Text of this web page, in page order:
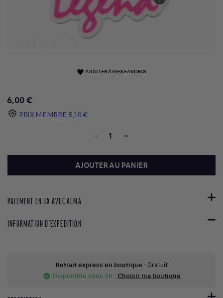
favorite AJOUTER À MES FAVORIS
6,00 €
PRIX MEMBRE 5,10 €
- +
AJOUTER AU PANIER
PAIEMENT EN 3X AVEC ALMA
INFORMATION D'EXPEDITION
Retrait express en boutique - Gratuit
check_circle Disponible sous 2h : Choisir ma boutique